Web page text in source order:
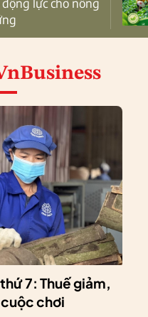
7: Thuế giảm,
chơi